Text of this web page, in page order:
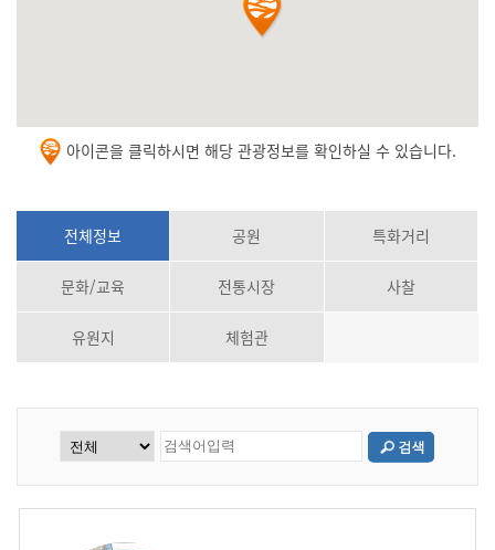
아이콘을 클릭하시면 해당 관광정보를 확인하실 수 있습니다.
전체정보 공원 특화거리
문화/교육 전통시장 사찰
유원지 체험관